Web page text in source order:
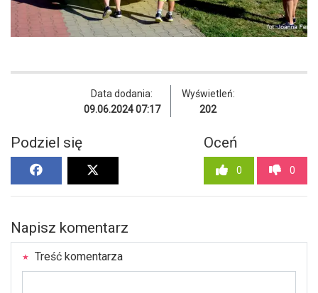
Data dodania:
09.06.2024 07:17
Wyświetleń:
202
Podziel się Oceń
0 0
Napisz komentarz
Treść komentarza